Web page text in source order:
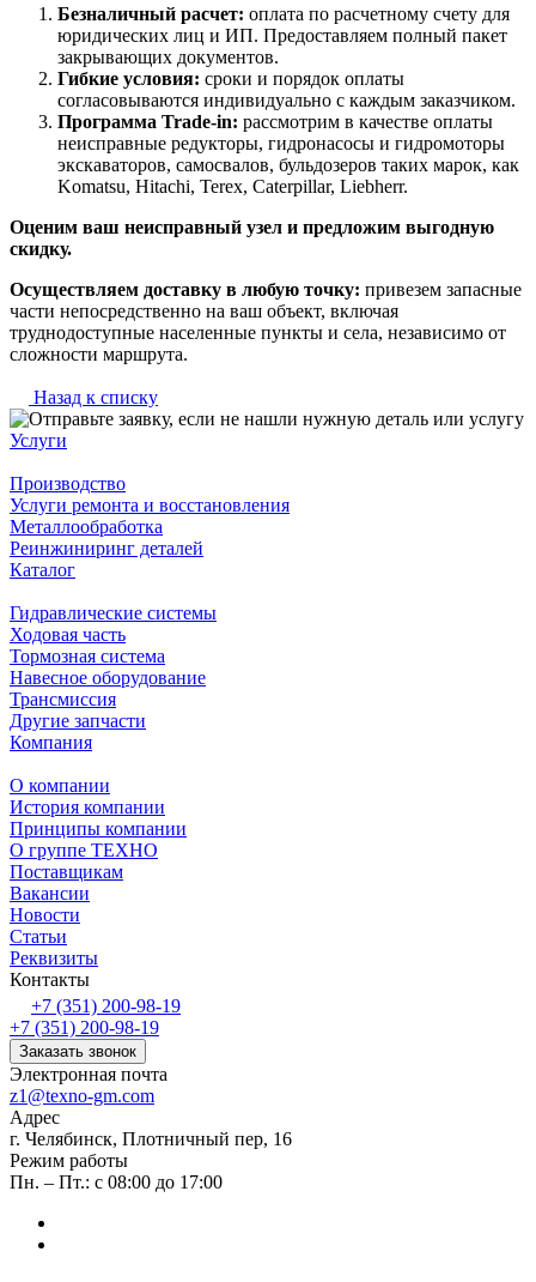
Безналичный расчет: оплата по расчетному счету для
юридических лиц и ИП. Предоставляем полный пакет
закрывающих документов.
Гибкие условия: сроки и порядок оплаты
согласовываются индивидуально с каждым заказчиком.
Программа Trade-in: рассмотрим в качестве оплаты
неисправные редукторы, гидронасосы и гидромоторы
экскаваторов, самосвалов, бульдозеров таких марок, как
Komatsu, Hitachi, Terex, Caterpillar, Liebherr.
Оценим ваш неисправный узел и предложим выгодную
скидку.
Осуществляем доставку в любую точку: привезем запасные
части непосредственно на ваш объект, включая
труднодоступные населенные пункты и села, независимо от
сложности маршрута.
Назад к списку
Услуги
Производство
Услуги ремонта и восстановления
Металлообработка
Реинжиниринг деталей
Каталог
Гидравлические системы
Ходовая часть
Тормозная система
Навесное оборудование
Трансмиссия
Другие запчасти
Компания
О компании
История компании
Принципы компании
О группе ТЕХНО
Поставщикам
Вакансии
Новости
Статьи
Реквизиты
Контакты
+7 (351) 200-98-19
+7 (351) 200-98-19
Заказать звонок
Электронная почта
z1@texno-gm.com
Адрес
г. Челябинск, Плотничный пер, 16
Режим работы
Пн. – Пт.: с 08:00 до 17:00